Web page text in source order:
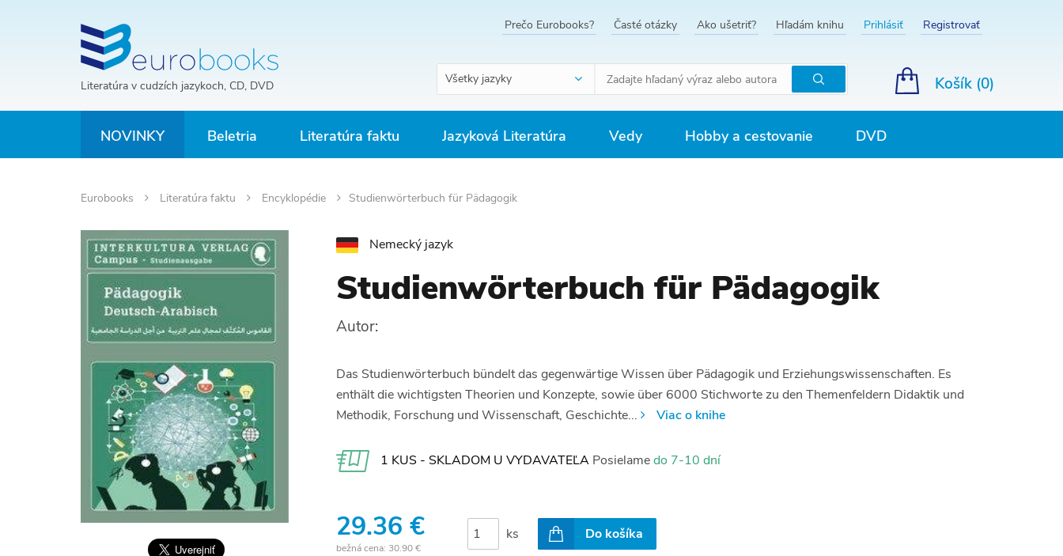
Literatúra v cudzích jazykoch, CD, DVD
Prečo Eurobooks? Časté otázky Ako ušetriť? Hľadám knihu Prihlásiť Registrovať
Všetky jazyky
Hľadať
Košík (0)
NOVINKY Beletria Literatúra faktu Jazyková Literatúra Vedy Hobby a cestovanie DVD
Eurobooks Literatúra faktu Encyklopédie Studienwörterbuch für Pädagogik
Nemecký jazyk
Studienwörterbuch für Pädagogik
Autor:
Das Studienwörterbuch bündelt das gegenwärtige Wissen über Pädagogik und Erziehungswissenschaften. Es
enthält die wichtigsten Theorien und Konzepte, sowie über 6000 Stichworte zu den Themenfeldern Didaktik und
Methodik, Forschung und Wissenschaft, Geschichte...
Viac o knihe
1 KUS - SKLADOM U VYDAVATEĽA Posielamedo 7-10 dní
29.36 €
bežná cena: 30.90 €
ks Do košíka